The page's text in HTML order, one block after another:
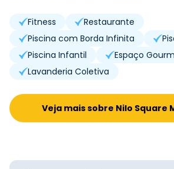
Fitness
Restaurante
Piscina com Borda Infinita
Piscina Infantil
Espaço
Lavanderia Coletiva
Veja mais sobre Nilo Square